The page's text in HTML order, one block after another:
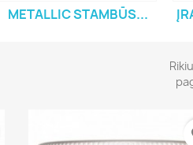
METALLIC STAMBŪS...